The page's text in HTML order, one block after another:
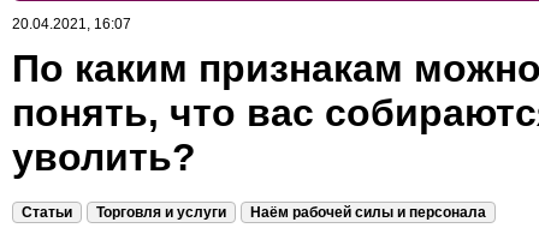
20.04.2021, 16:07
По каким признакам
понять, что вас
уволить?
Статьи Торговля и услуги Наём рабочей силы и персонала